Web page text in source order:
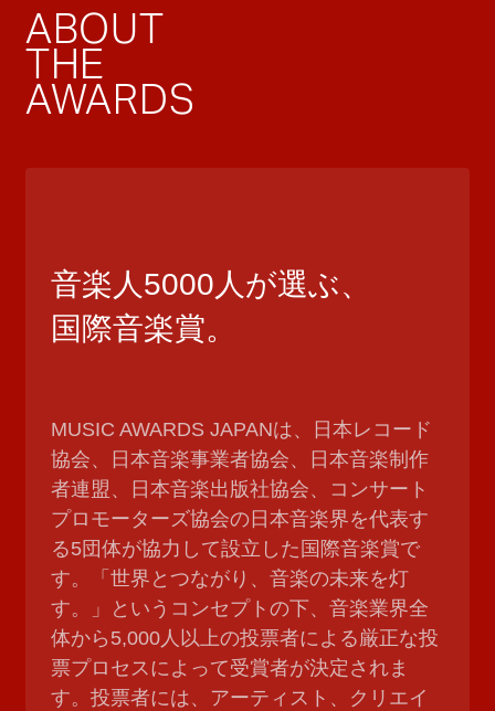
ABOUT
THE
AWARDS
音楽人5000人が選ぶ、
国際音楽賞。
MUSIC AWARDS JAPANは、日本レコード
協会、日本音楽事業者協会、日本音楽制作
者連盟、日本音楽出版社協会、コンサート
プロモーターズ協会の日本音楽界を代表す
る5団体が協力して設立した国際音楽賞で
す。「世界とつながり、音楽の未来を灯
す。」というコンセプトの下、音楽業界全
体から5,000人以上の投票者による厳正な投
票プロセスによって受賞者が決定されま
す。投票者には、アーティスト、クリエイ